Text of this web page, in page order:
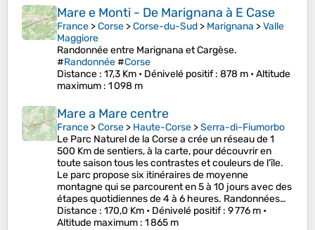
Mare e Monti - De Marignana à E Case
France >Corse >Corse-du-Sud > Marignana >Valle
Maggiore
Randonnée entre Marignana et Cargèse.
#Randonnée#Corse
Distance : 17,3 Km • Dénivelé positif: 878 m •Altitude
maximum : 1 098 m
Mare a Mare centre
France >Corse > Haute-Corse >Serra-di-Fiumorbo
Le Parc Naturel de la Corse a crée un réseau de 1
500 Km de sentiers, à la carte, pour découvrir en
toute saison tous les contrastes et couleurs de l’île.
Le parc propose six itinéraires de moyenne
montagne qui se parcourent en 5 à 10 jours avec des
étapes quotidiennes de 4 à 6 heures. Randonnées…
Distance : 170,0 Km • Dénivelé positif: 9 776 m •
Altitude maximum : 1 865 m